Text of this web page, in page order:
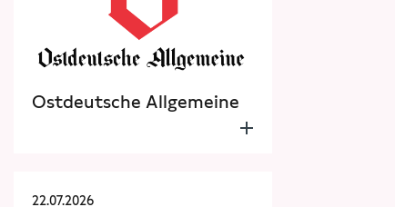
Ostdeutsche Allgemeine
22.07.2026